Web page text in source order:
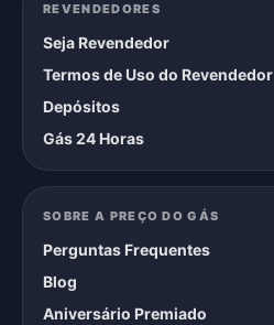
REVENDEDORES
Seja Revendedor
Termos de Uso do Revendedor
Depósitos
Gás 24 Horas
SOBRE A PREÇO DO GÁS
Perguntas Frequentes
Blog
Aniversário Premiado